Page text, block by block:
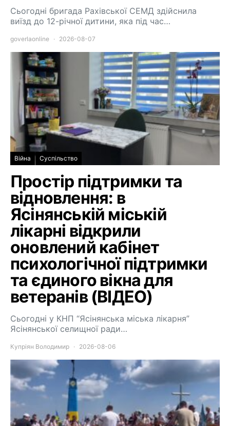
Сьогодні бригада Рахівської СЕМД здійснила
виїзд до 12-річної дитини, яка під час…
goverlaonline 2026-08-07
Війна Суспільство
Простір підтримки та
відновлення: в
Ясінянській міській
лікарні відкрили
оновлений кабінет
психологічної підтримки
та єдиного вікна для
ветеранів (ВІДЕО)
Сьогодні у КНП “Ясінянська міська лікарня”
Ясінянської селищної ради…
Купріян Володимир 2026-08-06